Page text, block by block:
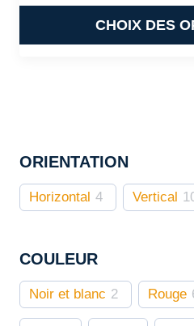
CHOIX DES
la
ORIENTATION
Horizontal 4 Vertical
COULEUR
Noir et blanc 2 Rouge